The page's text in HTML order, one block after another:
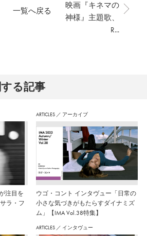
映画『キネマの
神様』主題歌、
R...
一覧へ戻る
る記事
注目を
ラ・フ
ARTICLES ／ アーカイブ
ウゴ・コント インタヴュー「日常の
小さな気づきがもたらすダイナミズ
ム」【IMA Vol.38特集】
ARTICLES ／ インタヴュー